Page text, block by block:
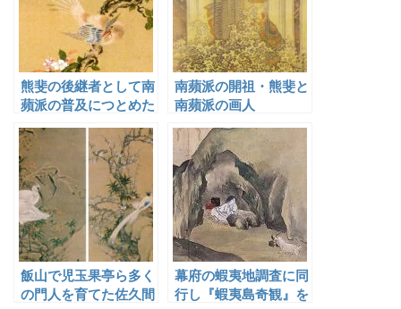
熊斐の後継者として南
蘋派の普及につとめた
森蘭斎
南蘋派の開祖・熊斐と
南蘋派の画人
飯山で児玉果亭ら多く
の門人を育てた佐久間
幕府の蝦夷地調査に同
行し『蝦夷島奇観』を